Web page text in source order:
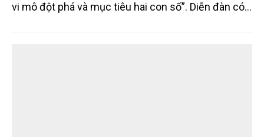
vi mô đột phá và mục tiêu hai con số”. Diễn đàn có
ương, chuyên gia kinh tế, nhà khoa học, đại diện các